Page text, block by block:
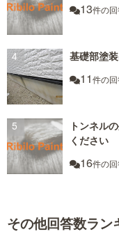
13件の
基礎部塗
11件の
トンネル
ください
16件の
その他回答数ラン